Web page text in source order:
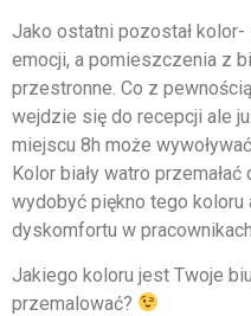
Jako ostatni pozostał kolor-
emocji, a pomieszczenia z
przestronne. Co z
wejdzie się do recepcji ale
miejscu 8h może
Kolor biały watro
wydobyć piękno tego
dyskomfortu w pracownikach.
Jakiego koloru jest Twoje
przemalować?